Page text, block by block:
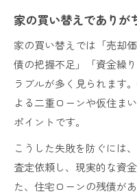
家の買い替えでありが
家の買い替えでは「売却
債の把握不足」「資金繰
ラブルが多く見られます
よる二重ローンや仮住ま
ポイントです。
こうした失敗を防ぐには
査定依頼し、現実的な資
た、住宅ローンの残債が